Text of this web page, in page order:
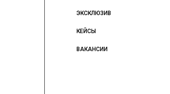
ЭКСКЛЮЗИВ
КЕЙСЫ
ВАКАНСИИ